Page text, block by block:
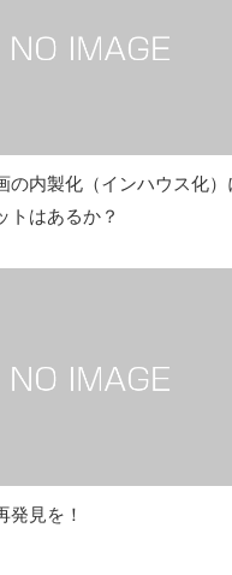
の内製化（インハウス化）
トはあるか？
発見を！